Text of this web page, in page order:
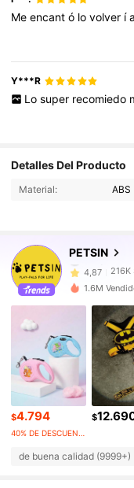
Meencantó lovolver í
Y***R
Lo super recomiedo
Detalles Del Producto
Material: ABS
PETSIN
4,87
216K
4,87 216K
4,87 216K
4,87 216K
4,87
4,87 216K
4,87 216K
1.6M
$4.794
40% DE DESCUENTO
$
de buena calidad (9999+)